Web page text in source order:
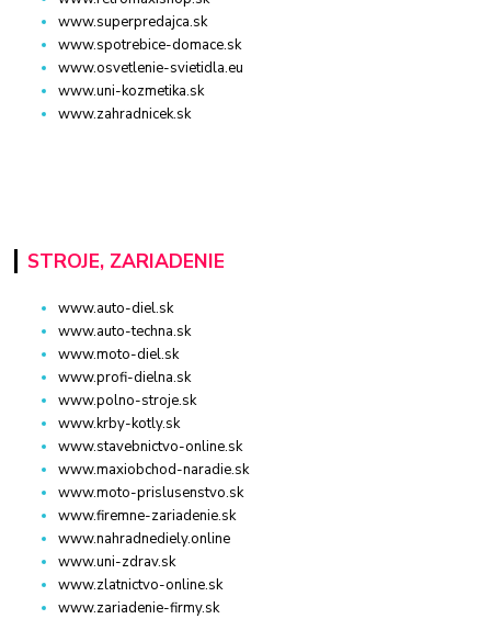
www.superpredajca.sk
www.spotrebice-domace.sk
www.osvetlenie-svietidla.eu
www.uni-kozmetika.sk
www.zahradnicek.sk
STROJE, ZARIADENIE
www.auto-diel.sk
www.auto-techna.sk
www.moto-diel.sk
www.profi-dielna.sk
www.polno-stroje.sk
www.krby-kotly.sk
www.stavebnictvo-online.sk
www.maxiobchod-naradie.sk
www.moto-prislusenstvo.sk
www.firemne-zariadenie.sk
www.nahradnediely.online
www.uni-zdrav.sk
www.zlatnictvo-online.sk
www.zariadenie-firmy.sk